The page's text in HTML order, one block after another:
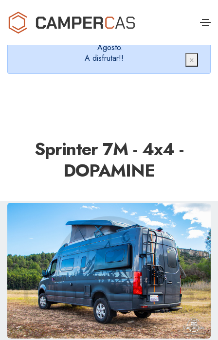
Cerramos en verano, que nos queremos dar un
chapuzón y refrescarnos.
Agosto.
A disfrutar!!
×
Sprinter 7M - 4x4 -
DOPAMINE